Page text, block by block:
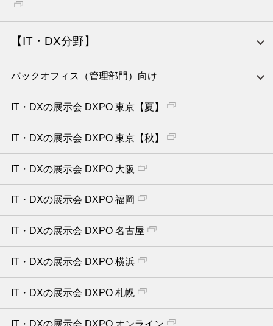
【IT・DX分野】
バックオフィス（管理部門）向け
IT・DXの展示会 DXPO 東京【夏】
IT・DXの展示会 DXPO 東京【秋】
IT・DXの展示会 DXPO 大阪
IT・DXの展示会 DXPO 福岡
IT・DXの展示会 DXPO 名古屋
IT・DXの展示会 DXPO 横浜
IT・DXの展示会 DXPO 札幌
IT・DXの展示会 DXPO オンライン